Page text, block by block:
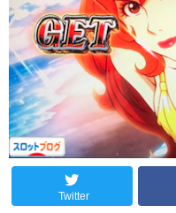
Twitter